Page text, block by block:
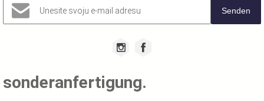
Senden
sonderanfertigung.